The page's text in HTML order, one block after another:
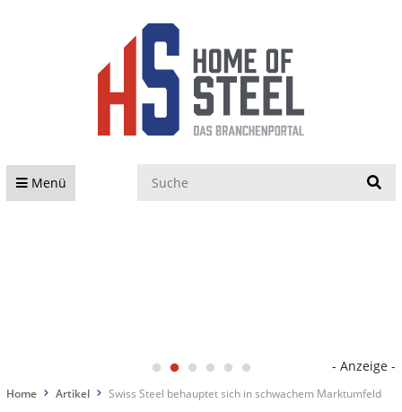
Menü
- Anzeige -
Home Artikel Swiss Steel behauptet sich in schwachem Marktumfeld